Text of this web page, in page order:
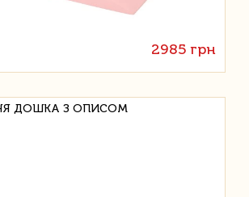
2985 грн
ДОШКА З ОПИСОМ